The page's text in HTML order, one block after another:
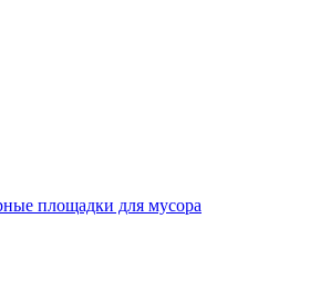
площадки для мусора